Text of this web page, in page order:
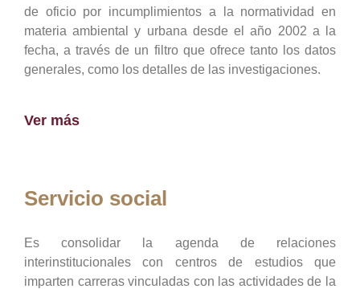
de oficio por incumplimientos a la normatividad en
materia ambiental y urbana desde el año 2002 a la
fecha, a través de un filtro que ofrece tanto los datos
generales, como los detalles de las investigaciones.
Ver más
Servicio social
Es consolidar la agenda de relaciones
interinstitucionales con centros de estudios que
imparten carreras vinculadas con las actividades de la